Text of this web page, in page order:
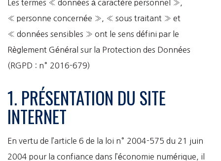
Les termes « données à caractère personnel »,
« personne concernée », « sous traitant » et
« données sensibles » ont le sens défini par le
Règlement Général sur la Protection des Données
(RGPD : n° 2016-679)
1. PRÉSENTATION DU SITE
INTERNET
En vertu de l’article 6 de la loi n° 2004-575 du 21 juin
2004 pour la confiance dans l’économie numérique, il